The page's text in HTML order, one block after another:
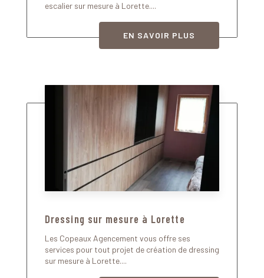
escalier sur mesure à Lorette....
EN SAVOIR PLUS
Dressing sur mesure à Lorette
Les Copeaux Agencement vous offre ses
services pour tout projet de création de dressing
sur mesure à Lorette....